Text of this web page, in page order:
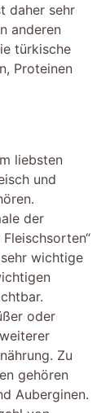
daher sehr
anderen
türkische
Proteinen
liebsten
und
der
wichtige
oder
Zu
gehören
Auberginen.